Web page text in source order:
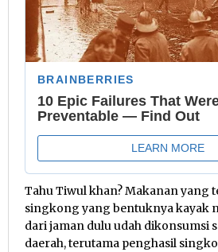
Tahu Tiwul khan? Makanan yang
singkong yang bentuknya kayak
dari jaman dulu udah dikonsumsi
daerah, terutama penghasil